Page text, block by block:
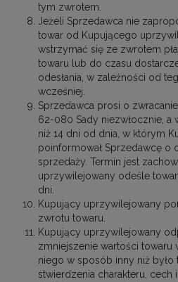
tym zwrotem.
Jeżeli Sprzedawca nie
towar od Kupującego
wstrzymać się ze zwrotem
towaru lub do czasu
odesłania, w zależności od
wcześniej.
Sprzedawca prosi o
62-080 Sady niezwłocznie, a
niż 14 dni od dnia, w którym
poinformował Sprzedawcę o
sprzedaży. Termin jest
uprzywilejowany odeśle
dni.
Kupujący uprzywilejowany
zwrotu towaru.
Kupujący uprzywilejowany
zmniejszenie wartości towaru
niego w sposób inny niż
stwierdzenia charakteru, cech